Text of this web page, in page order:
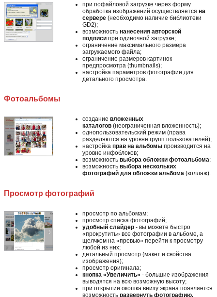
при пофайловой загрузке через форму
обработка изображений осуществляется на
сервере (необходимо наличие библиотеки
GD2);
возможность нанесения авторской
подписи при одиночной загрузке;
ограничение максимального размера
загружаемого файла;
ограничение размеров картинок
предпросмотра (thumbnails);
настройка параметров фотографии для
детального просмотра.
Фотоальбомы
создание вложенных
каталогов (неограниченная вложенность);
однопользовательский режим (права
разделяются на уровне групп пользователей);
настройка прав на альбомы производится на
уровне инфоблоков;
возможность выбора обложки фотоальбома;
возможность выбора нескольких
фотографий для обложки альбома (коллаж).
Просмотр фотографий
просмотр по альбомам;
просмотр списка фотографий;
удобный слайдер - вы можете быстро
«прокрутить» все фотографии в альбоме, а
щелчком на «превью» перейти к просмотру
любой из них;
детальный просмотр (макет и свойства
изображения);
просмотр оригинала;
кнопка «Увеличить» - большие изображения
выводятся на всю возможную высоту;
при открытии окошка внизу экрана появляется
возможность развернуть фотографию,